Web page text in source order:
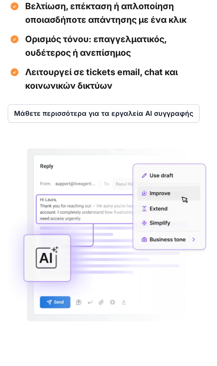
Βελτίωση, επέκταση ή απλοποίηση
οποιασδήποτε απάντησης με ένα κλικ
Ορισμός τόνου: επαγγελματικός,
ουδέτερος ή ανεπίσημος
Λειτουργεί σε tickets email, chat και
κοινωνικών δικτύων
Μάθετε περισσότερα για τα εργαλεία AI συγγραφής